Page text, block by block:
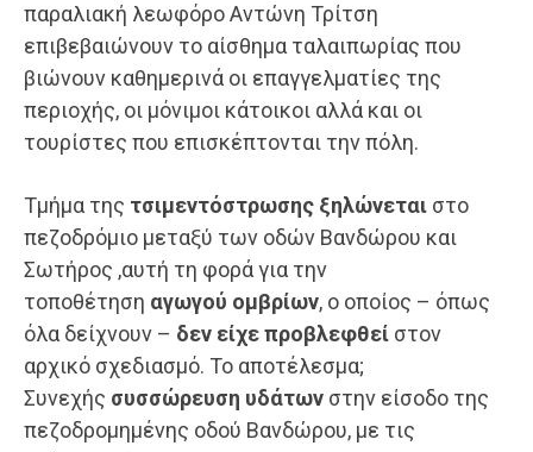
παραλιακή λεωφόρο Αντώνη Τρίτση
επιβεβαιώνουν το αίσθημα ταλαιπωρίας που
βιώνουν καθημερινά οι επαγγελματίες της
περιοχής, οι μόνιμοι κάτοικοι αλλά και οι
τουρίστες που επισκέπτονται την πόλη.
Τμήμα της τσιμεντόστρωσης ξηλώνεται στο
πεζοδρόμιο μεταξύ των οδών Βανδώρου και
Σωτήρος ,αυτή τη φορά για την
τοποθέτηση αγωγού ομβρίων, ο οποίος – όπως
όλα δείχνουν – δεν είχε προβλεφθεί στον
αρχικό σχεδιασμό. Το αποτέλεσμα;
Συνεχής συσσώρευση υδάτων στην είσοδο της
πεζοδρομημένης οδού Βανδώρου, με τις